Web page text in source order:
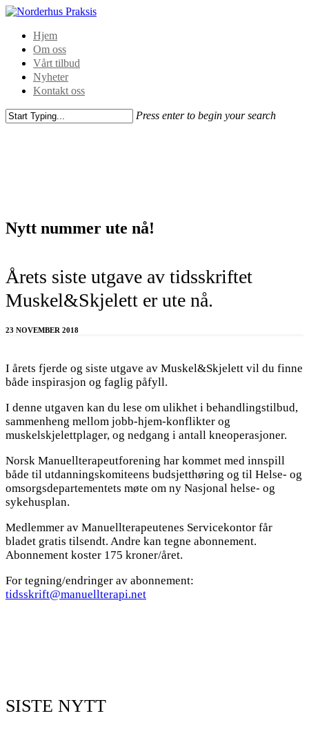
Hjem
Om oss
Vårt tilbud
Nyheter
Kontakt oss
Press enter to begin your search
Nytt nummer ute nå!
Årets siste utgave av tidsskriftet
Muskel&Skjelett er ute nå.
23 NOVEMBER 2018
I årets fjerde og siste utgave av Muskel&Skjelett vil du finne
både inspirasjon og faglig påfyll.
I denne utgaven kan du lese om ulikhet i behandlingstilbud,
sammenheng mellom jobb-hjem-konflikter og
muskelskjelettplager, og nedgang i antall kneoperasjoner.
Norsk Manuellterapeutforening har kommet med innspill
både til utdanningskomiteens budsjetthøring og til Helse- og
omsorgsdepartementets møte om ny Nasjonal helse- og
sykehusplan.
Medlemmer av Manuellterapeutenes Servicekontor får
bladet gratis tilsendt. Andre kan tegne abonnement.
Abonnement koster 175 kroner/året.
For tegning/endringer av abonnement:
tidsskrift@manuellterapi.net
SISTE NYTT